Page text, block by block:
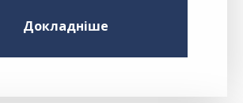
Докладніше